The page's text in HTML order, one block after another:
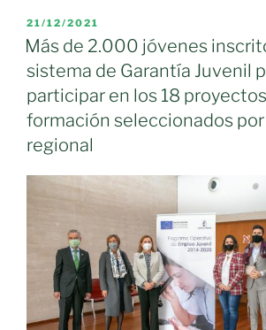
el
plazo
presentación
de
acciones
formativas
de
garantía
juvenil
del
PUBLICADO
EL
21/12/2021
Más de 2.000 jóvenes
sistema de Garantía Juvenil
participar en los 18
formación seleccionados
regional